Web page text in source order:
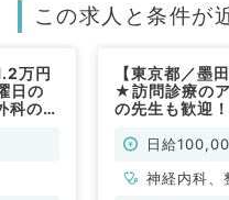
この求人と条件が
万円
日の
科の混
【東京都／墨
★訪問診療の
の先生も歓迎
リニック♪（
日給
神経内科、